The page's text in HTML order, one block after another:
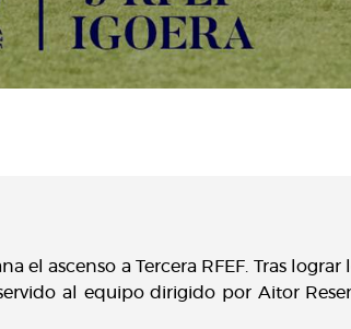
el ascenso a Tercera RFEF. Tras
al equipo dirigido por Aitor